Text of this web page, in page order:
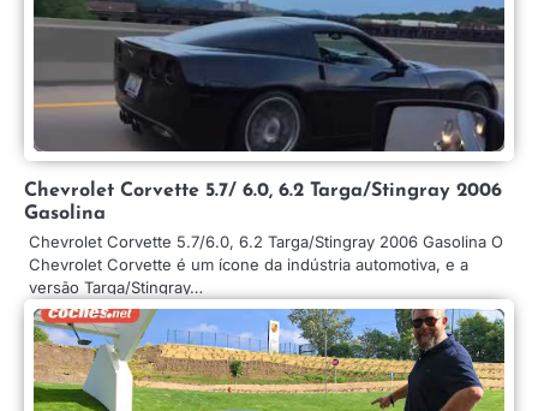
Chevrolet Corvette 5.7/ 6.0, 6.2 Targa/Stingray 2006
Gasolina
Chevrolet Corvette 5.7/6.0, 6.2 Targa/Stingray 2006 Gasolina O
Chevrolet Corvette é um ícone da indústria automotiva, e a
versão Targa/Stingray…